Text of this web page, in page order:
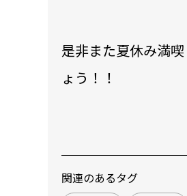
是非また夏休み満
ょう！！
関連のあるタグ